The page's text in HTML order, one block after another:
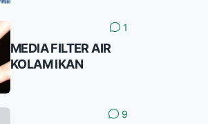
1
MEDIA FILTER AIR
KOLAM IKAN
9